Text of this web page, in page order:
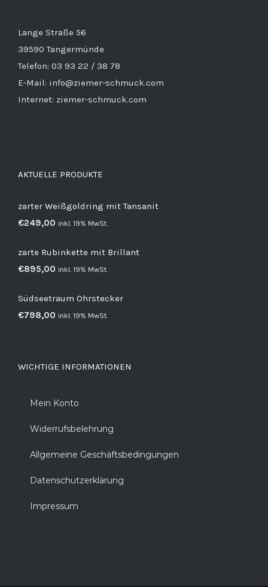
Lange Straße 56
39590 Tangermünde
Telefon: 03 93 22 / 38 78
E-Mail: info@ziemer-schmuck.com
Internet: ziemer-schmuck.com
AKTUELLE PRODUKTE
zarter Weißgoldring mit Tansanit
€249,00 inkl. 19% MwSt.
zarte Rubinkette mit Brillant
€895,00 inkl. 19% MwSt.
Südseetraum Ohrstecker
€798,00 inkl. 19% MwSt.
WICHTIGE INFORMATIONEN
Mein Konto
Widerrufsbelehrung
Allgemeine Geschäftsbedingungen
Datenschutzerklärung
Impressum